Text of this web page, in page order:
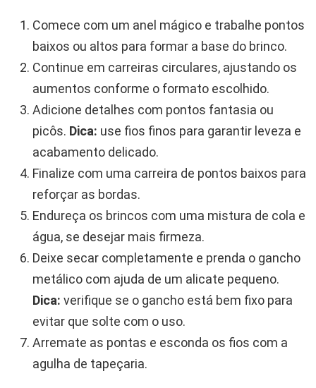
Comece com um anel mágico e trabalhe pontos
baixos ou altos para formar a base do brinco.
Continue em carreiras circulares, ajustando os
aumentos conforme o formato escolhido.
Adicione detalhes com pontos fantasia ou
picôs. Dica: use fios finos para garantir leveza e
acabamento delicado.
Finalize com uma carreira de pontos baixos para
reforçar as bordas.
Endureça os brincos com uma mistura de cola e
água, se desejar mais firmeza.
Deixe secar completamente e prenda o gancho
metálico com ajuda de um alicate pequeno.
Dica: verifique se o gancho está bem fixo para
evitar que solte com o uso.
Arremate as pontas e esconda os fios com a
agulha de tapeçaria.